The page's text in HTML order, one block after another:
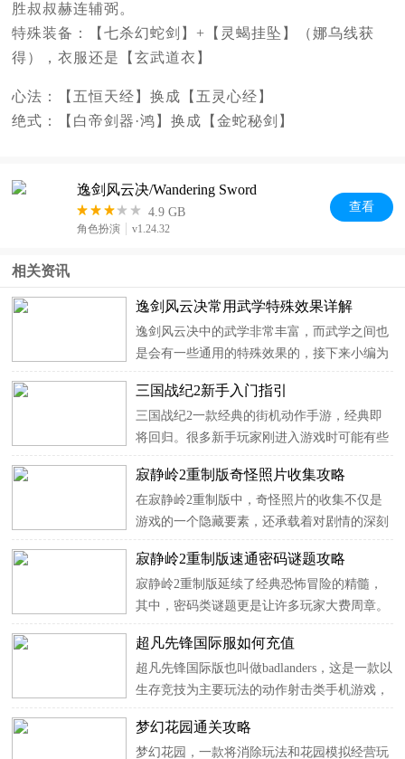
胜叔叔赫连辅弼。
特殊装备：【七杀幻蛇剑】+【灵蝎挂坠】（娜乌线获
得），衣服还是【玄武道衣】
心法：【五恒天经】换成【五灵心经】
绝式：【白帝剑器·鸿】换成【金蛇秘剑】
逸剑风云决/Wandering Sword
4.9 GB
角色扮演 v1.24.32
查看
相关资讯
逸剑风云决常用武学特殊效果详解
逸剑风云决中的武学非常丰富，而武学之间也
是会有一些通用的特殊效果的，接下来小编为
殊效果详解注意事项 1、基本入选规则是在各
类武学中均出现的通用特殊效果，因为常常是
缺乏相应名词解释...
三国战纪2新手入门指引
三国战纪2一款经典的街机动作手游，经典即
将回归。很多新手玩家刚进入游戏时可能有些
纪2新手攻略，帮助大家少走一些弯路，感兴
趣的朋友不妨看看！三国战纪2新手入门指引
每日任务清单玩法解析...
寂静岭2重制版奇怪照片收集攻略
在寂静岭2重制版中，奇怪照片的收集不仅是
游戏的一个隐藏要素，还承载着对剧情的深刻
角落，常常需要细心的观察和探索技巧才能发
现。为了帮助玩家完整解锁游戏的故事内涵，
同时满足成就党和收集...
寂静岭2重制版速通密码谜题攻略
寂静岭2重制版延续了经典恐怖冒险的精髓，
其中，密码类谜题更是让许多玩家大费周章。
成游戏，本攻略将详细解读速通所需的关键密
码谜题。从获取线索到解锁机关，我们将提供
清晰的解答思路和快捷...
超凡先锋国际服如何充值
超凡先锋国际版也叫做badlanders，这是一款以
生存竞技为主要玩法的动作射击类手机游戏，
里可以感受到不一样的生存战斗挑战，更有超
级有趣的多人争斗冒险玩法，让你在游戏中体
梦幻花园通关攻略
梦幻花园，一款将消除玩法和花园模拟经营玩